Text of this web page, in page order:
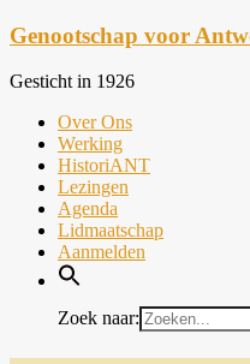
Ga
de
Genootschap voor
Gesticht in 1926
Menu
Over Ons
Werking
HistoriANT
Lezingen
Agenda
Lidmaatschap
Aanmelden
Zoek naar: